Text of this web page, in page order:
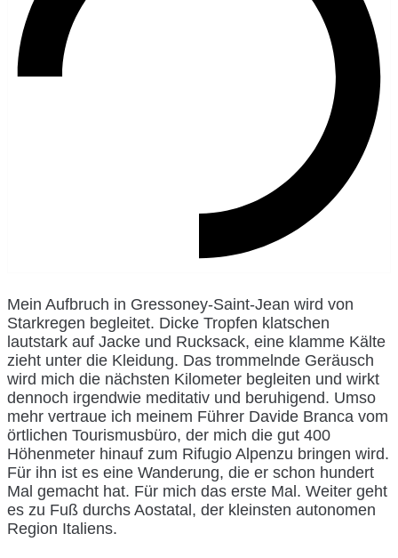
Mein Aufbruch in Gressoney-Saint-Jean wird von
Starkregen begleitet. Dicke Tropfen klatschen
lautstark auf Jacke und Rucksack, eine klamme Kälte
zieht unter die Kleidung. Das trommelnde Geräusch
wird mich die nächsten Kilometer begleiten und wirkt
dennoch irgendwie meditativ und beruhigend. Umso
mehr vertraue ich meinem Führer Davide Branca vom
örtlichen Tourismusbüro, der mich die gut 400
Höhenmeter hinauf zum Rifugio Alpenzu bringen wird.
Für ihn ist es eine Wanderung, die er schon hundert
Mal gemacht hat. Für mich das erste Mal. Weiter geht
es zu Fuß durchs Aostatal, der kleinsten autonomen
Region Italiens.